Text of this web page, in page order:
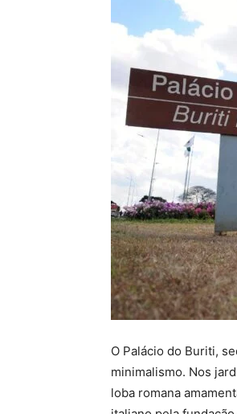
O Palácio do Buriti,
minimalismo. Nos
loba romana